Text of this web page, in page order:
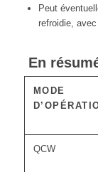
Peut
refroidie,
En
MODE
QCW